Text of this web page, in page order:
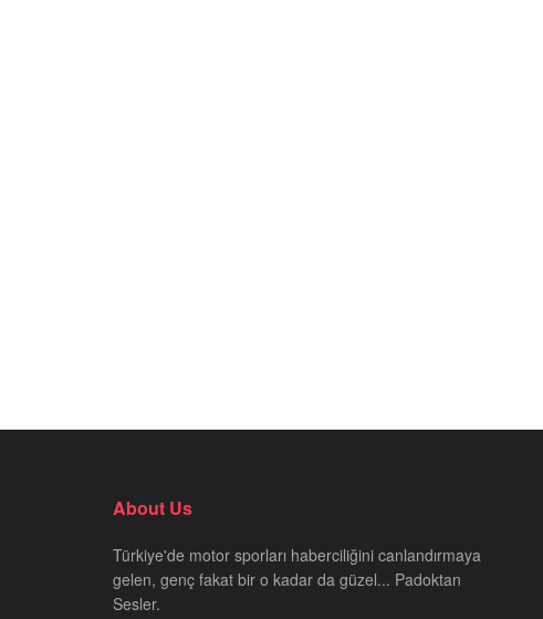
About Us
Türkiye'de motor sporları haberciliğini canlandırmaya
gelen, genç fakat bir o kadar da güzel... Padoktan
Sesler.